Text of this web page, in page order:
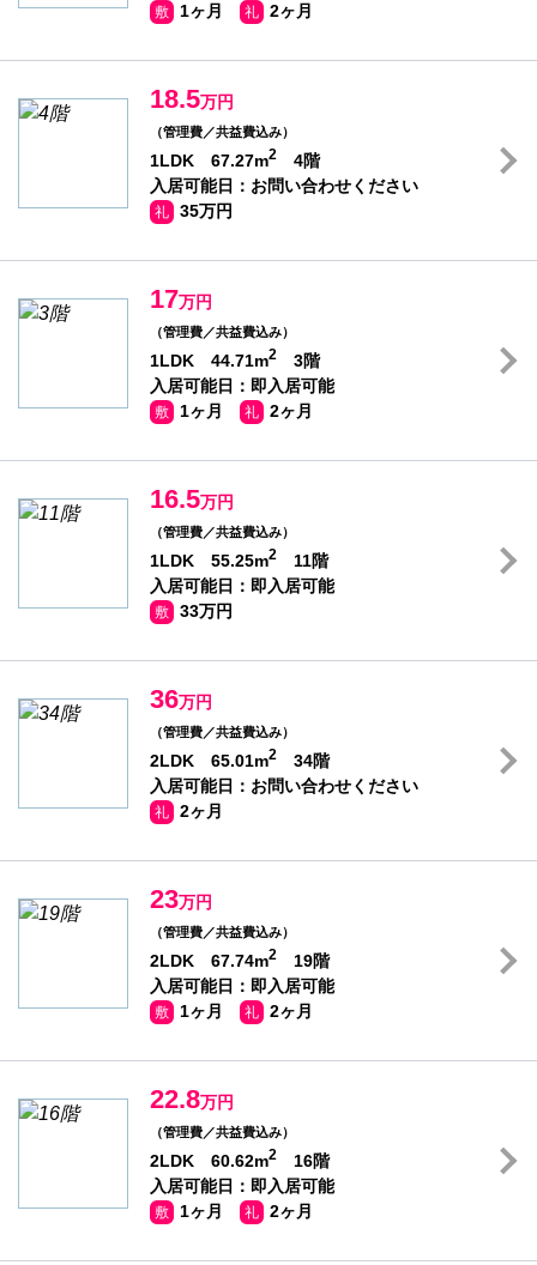
敷 1ヶ月 礼 2ヶ月
18.5万円
（管理費／共益費込み）
1LDK 67.27m2
4階
入居可能日：お問い合わせください
礼 35万円
17万円
（管理費／共益費込み）
1LDK 44.71m2
3階
入居可能日：即入居可能
敷 1ヶ月 礼 2ヶ月
16.5万円
（管理費／共益費込み）
1LDK 55.25m2
11階
入居可能日：即入居可能
敷 33万円
36万円
（管理費／共益費込み）
2LDK 65.01m2
34階
入居可能日：お問い合わせください
礼 2ヶ月
23万円
（管理費／共益費込み）
2LDK 67.74m2
19階
入居可能日：即入居可能
敷 1ヶ月 礼 2ヶ月
22.8万円
（管理費／共益費込み）
2LDK 60.62m2
16階
入居可能日：即入居可能
敷 1ヶ月 礼 2ヶ月